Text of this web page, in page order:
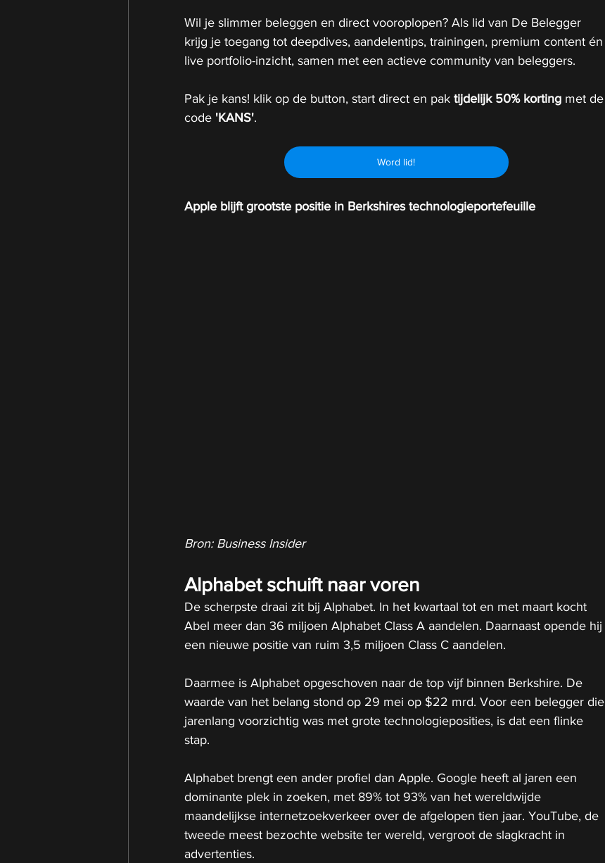
Wil je slimmer beleggen en direct vooroplopen? Als lid van De Belegger
krijg je toegang tot deepdives, aandelentips, trainingen, premium content én
live portfolio-inzicht, samen met een actieve community van beleggers.
Pak je kans! klik op de button, start direct en pak tijdelijk 50% korting met de
code 'KANS'.
Word lid!
Apple blijft grootste positie in Berkshires technologieportefeuille
Bron: Business Insider
Alphabet schuift naar voren
De scherpste draai zit bij Alphabet. In het kwartaal tot en met maart kocht
Abel meer dan 36 miljoen Alphabet Class A aandelen. Daarnaast opende hij
een nieuwe positie van ruim 3,5 miljoen Class C aandelen.
Daarmee is Alphabet opgeschoven naar de top vijf binnen Berkshire. De
waarde van het belang stond op 29 mei op $22 mrd. Voor een belegger die
jarenlang voorzichtig was met grote technologieposities, is dat een flinke
stap.
Alphabet brengt een ander profiel dan Apple. Google heeft al jaren een
dominante plek in zoeken, met 89% tot 93% van het wereldwijde
maandelijkse internetzoekverkeer over de afgelopen tien jaar. YouTube, de
tweede meest bezochte website ter wereld, vergroot de slagkracht in
advertenties.